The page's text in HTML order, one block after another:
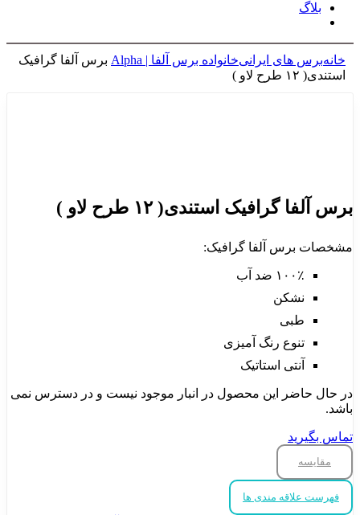
بلاگ
خانهبرس های ایرانیخانواده برس آلفا | Alpha
برس آلفا گرافیک
استندی( ۱۲ طرح لاو )
برس آلفا گرافیک استندی( ۱۲ طرح لاو )
مشخصات برس آلفا گرافیک:
۱۰۰٪ ضد آب
نشکن
طبی
تنوع رنگ آمیزی
آنتی استاتیک
در حال حاضر این محصول در انبار موجود نیست و در دسترس نمی
باشد.
تماس بگیرید
مقایسه
فهرست علاقه مندی ها